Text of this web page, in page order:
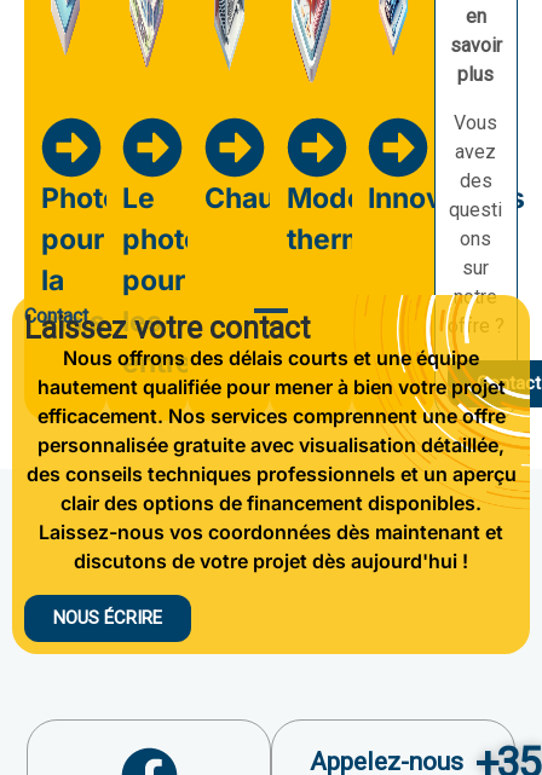
Photovoltaïque
pour
la
maison
Le
photovoltaïque
pour
les
entreprises
ChauffageModernisation
thermique
Innovations
en
savoir
plus
Vous
avez
des
questi
ons
sur
notre
offre ?
Contact
Contact
Laissez votre contact
Nous offrons des délais courts et une équipe
hautement qualifiée pour mener à bien votre projet
efficacement. Nos services comprennent une offre
personnalisée gratuite avec visualisation détaillée,
des conseils techniques professionnels et un aperçu
clair des options de financement disponibles.
Laissez-nous vos coordonnées dès maintenant et
discutons de votre projet dès aujourd'hui !
NOUS ÉCRIRE
Appelez-nous